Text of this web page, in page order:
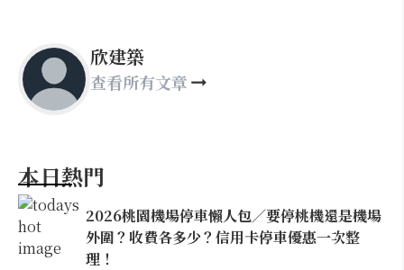
欣建築
查看所有文章
本日熱門
2026桃園機場停車懶人包／要停桃機還是機場
外圍？收費各多少？信用卡停車優惠一次整
理！